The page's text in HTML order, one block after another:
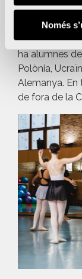
Només
participants,
molt dispar i
que ha anat
ha alumnes
Polònia,
Alemanya. En
de fora de la